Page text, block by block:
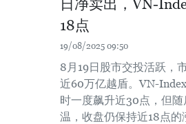
日净卖出，VN-
18点
19/08/2025 09:50
8月19日股市交投活跃，
近60万亿越盾。VN-
时一度飙升近30点，但随
温，收盘仍保持近18点的